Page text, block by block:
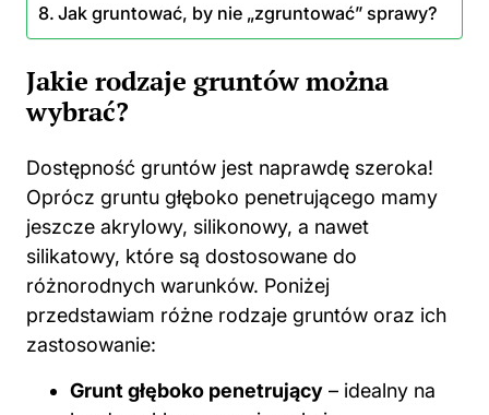
Jak gruntować, by nie „zgruntować” sprawy?
Jakie rodzaje gruntów można
wybrać?
Dostępność gruntów jest naprawdę szeroka!
Oprócz gruntu głęboko penetrującego mamy
jeszcze akrylowy, silikonowy, a nawet
silikatowy, które są dostosowane do
różnorodnych warunków. Poniżej
przedstawiam różne rodzaje gruntów oraz ich
zastosowanie:
Grunt głęboko penetrujący – idealny na